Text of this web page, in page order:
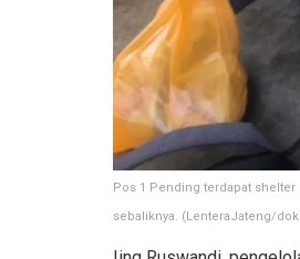
Pos 1 Pending terdapat
sebaliknya. (LenteraJateng/